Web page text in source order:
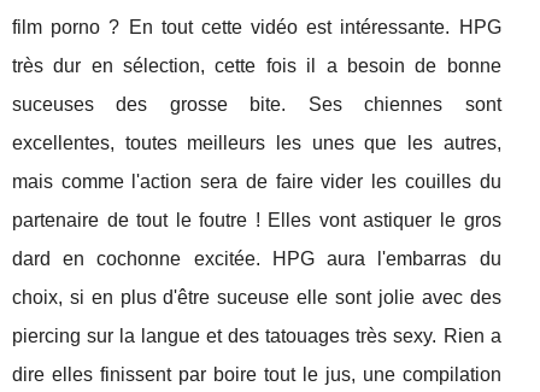
film porno ? En tout cette vidéo est intéressante. HPG
très dur en sélection, cette fois il a besoin de bonne
suceuses des grosse bite. Ses chiennes sont
excellentes, toutes meilleurs les unes que les autres,
mais comme l'action sera de faire vider les couilles du
partenaire de tout le foutre ! Elles vont astiquer le gros
dard en cochonne excitée. HPG aura l'embarras du
choix, si en plus d'être suceuse elle sont jolie avec des
piercing sur la langue et des tatouages très sexy. Rien a
dire elles finissent par boire tout le jus, une compilation